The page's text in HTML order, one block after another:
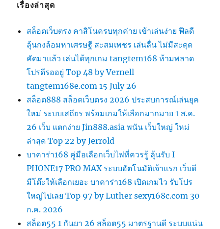
เรื่องล่าสุด
สล็อตเว็บตรง คาสิโนครบทุกค่าย เข้าเล่นง่าย ฟีลดี
ลุ้นกงล้อมหาเศรษฐี สะสมเพชร เล่นลื่น ไม่มีสะดุด
คัดมาแล้ว เล่นได้ทุกเกม tangtem168 ห้ามพลาด
โปรดีรออยู่ Top 48 by Vernell
tangtem168e.com 15 July 26
สล็อต888 สล็อตเว็บตรง 2026 ประสบการณ์เล่นยุค
ใหม่ ระบบเสถียร พร้อมเกมให้เลือกมากมาย 1 ส.ค.
26 เว็บ แตกง่าย Jin888.asia พนัน เว็บใหญ่ ใหม่
ล่าสุด Top 22 by Jerrold
บาคาร่า168 คู่มือเลือกเว็บไพ่ที่ควรรู้ ลุ้นรับ I
PHONE17 PRO MAX ระบบอัตโนมัติเจ้าแรก เว็บดี
มีโต๊ะให้เลือกเยอะ บาคาร่า168 เปิดเกมไว รับโปร
ใหญ่ไปเลย Top 97 by Luther sexy168c.com 30
ก.ค. 2026
สล็อต55 1 กันยา 26 สล็อต55 มาตรฐานดี ระบบแน่น